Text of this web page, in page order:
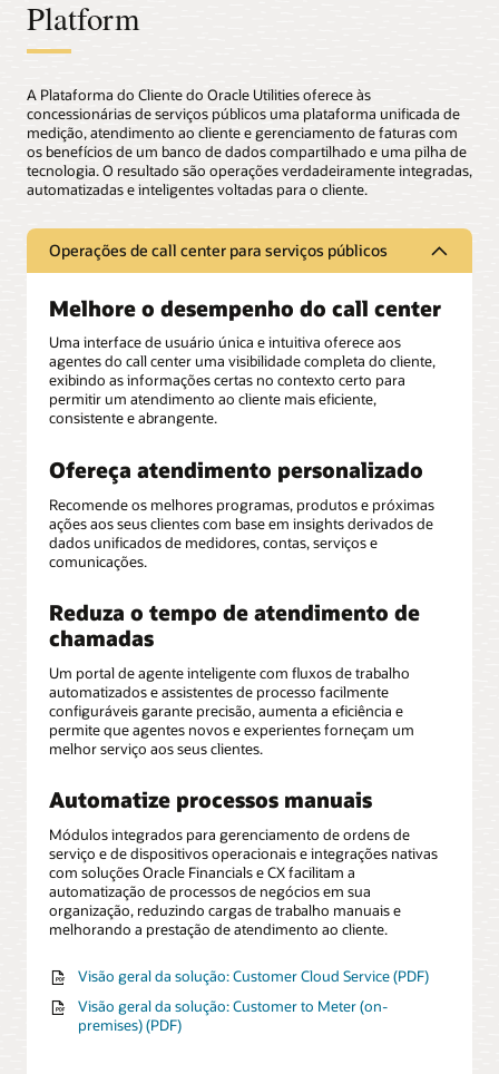
Platform
A Plataforma do Cliente do Oracle Utilities oferece às
concessionárias de serviços públicos uma plataforma unificada de
medição, atendimento ao cliente e gerenciamento de faturas com
os benefícios de um banco de dados compartilhado e uma pilha de
tecnologia. O resultado são operações verdadeiramente integradas,
automatizadas e inteligentes voltadas para o cliente.
Operações de call center para serviços públicos
Melhore o desempenho do call center
Uma interface de usuário única e intuitiva oferece aos
agentes do call center uma visibilidade completa do cliente,
exibindo as informações certas no contexto certo para
permitir um atendimento ao cliente mais eficiente,
consistente e abrangente.
Ofereça atendimento personalizado
Recomende os melhores programas, produtos e próximas
ações aos seus clientes com base em insights derivados de
dados unificados de medidores, contas, serviços e
comunicações.
Reduza o tempo de atendimento de
chamadas
Um portal de agente inteligente com fluxos de trabalho
automatizados e assistentes de processo facilmente
configuráveis garante precisão, aumenta a eficiência e
permite que agentes novos e experientes forneçam um
melhor serviço aos seus clientes.
Automatize processos manuais
Módulos integrados para gerenciamento de ordens de
serviço e de dispositivos operacionais e integrações nativas
com soluções Oracle Financials e CX facilitam a
automatização de processos de negócios em sua
organização, reduzindo cargas de trabalho manuais e
melhorando a prestação de atendimento ao cliente.
Visão geral da solução: Customer Cloud Service (PDF)
Visão geral da solução: Customer to Meter (on-
premises) (PDF)